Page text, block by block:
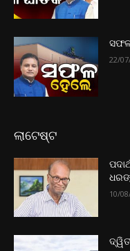
22/
ଲାଟେଷ୍ଟ
10/